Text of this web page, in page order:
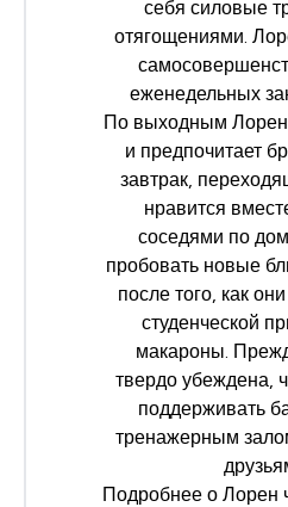
себя силовые
отягощениями.
еженедельных
По выходным Лорен
и предпочитает
завтрак,
нравится
соседями по
пробовать новые
после того, как
студенческой
макароны.
твердо убеждена,
поддерживать
тренажерным
Подробнее о Лорен